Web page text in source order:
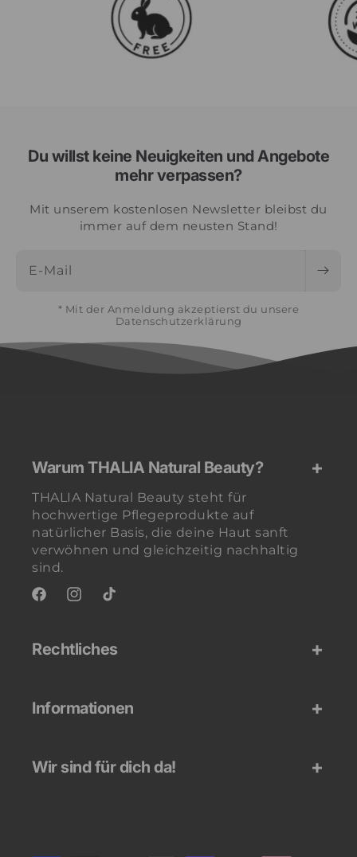
Du willst keine Neuigkeiten und Angebote
mehr verpassen?
Mit unserem kostenlosen Newsletter bleibst du
immer auf dem neusten Stand!
E-Mail
* Mit der Anmeldung akzeptierst du unsere
Datenschutzerklärung
Warum THALIA Natural Beauty?
THALIA Natural Beauty steht für
hochwertige Pflegeprodukte auf
natürlicher Basis, die deine Haut sanft
verwöhnen und gleichzeitig nachhaltig
sind.
FacebookInstagram
TikTok
Rechtliches
Informationen
Wir sind für dich da!